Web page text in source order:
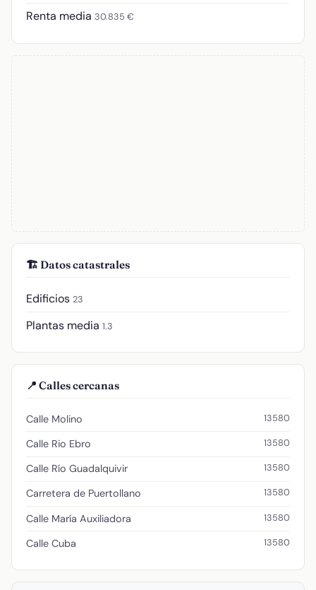
Renta media 30.835 €
🏗️ Datos catastrales
Edificios 23
Plantas media 1.3
📍 Calles cercanas
Calle Molino 13580
Calle Rio Ebro 13580
Calle Río Guadalquivir 13580
Carretera de Puertollano 13580
Calle María Auxiliadora 13580
Calle Cuba 13580